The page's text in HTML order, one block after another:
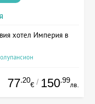
хотел Империя в
77.20
€ / 150.99
лв.